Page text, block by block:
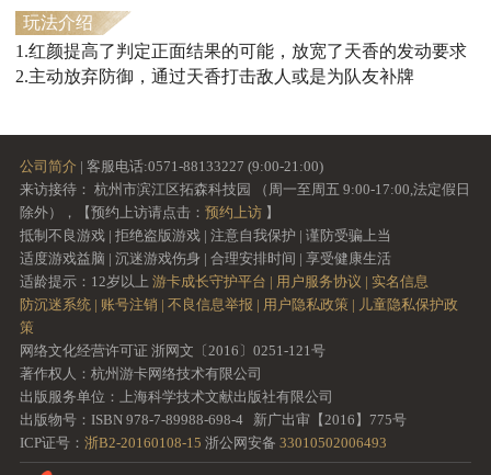
玩法介绍
1.红颜提高了判定正面结果的可能，放宽了天香的发动要求
2.主动放弃防御，通过天香打击敌人或是为队友补牌
公司简介 | 客服电话:0571-88133227 (9:00-21:00)
来访接待： 杭州市滨江区拓森科技园 （周一至周五 9:00-17:00,法定假日
除外），【预约上访请点击： 预约上访】
抵制不良游戏 | 拒绝盗版游戏 | 注意自我保护 | 谨防受骗上当
适度游戏益脑 | 沉迷游戏伤身 | 合理安排时间 | 享受健康生活
适龄提示：12岁以上 游卡成长守护平台 | 用户服务协议 | 实名信息
防沉迷系统 | 账号注销 | 不良信息举报 | 用户隐私政策 | 儿童隐私保护政
策
网络文化经营许可证 浙网文〔2016〕0251-121号
著作权人：杭州游卡网络技术有限公司
出版服务单位：上海科学技术文献出版社有限公司
出版物号：ISBN 978-7-89988-698-4 新广出审【2016】775号
ICP证号： 浙B2-20160108-15 浙公网安备 33010502006493